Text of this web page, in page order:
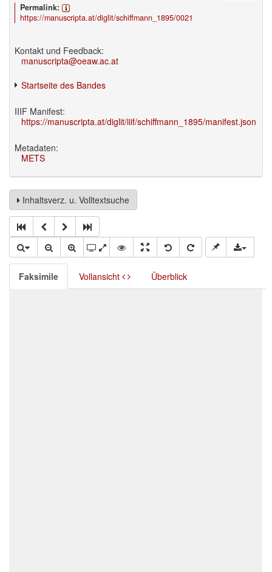
Permalink:
https://manuscripta.at/diglit/schiffmann_1895/0021
Kontakt und Feedback:
manuscripta@oeaw.ac.at
Startseite des Bandes
IIIF Manifest:
https://manuscripta.at/diglit/iiif/schiffmann_1895/manifest.json
Metadaten:
METS
Inhaltsverz. u. Volltextsuche
Faksimile Vollansicht Überblick